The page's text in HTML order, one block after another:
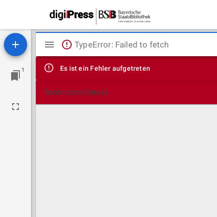
1
Mirador
Viewer
TypeError: Failed to fetch
Es ist ein Fehler aufgetreten
Technische Details